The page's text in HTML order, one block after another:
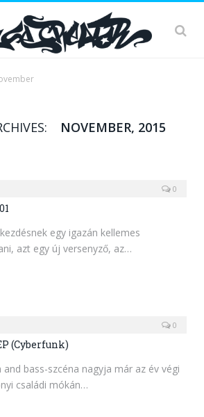
NOVEMBER, 2015
0
egy igazán kellemes
azt egy új versenyző, az…
0
(Cyberfunk)
bass-szcéna nagyja már az év végi
családi mókán…